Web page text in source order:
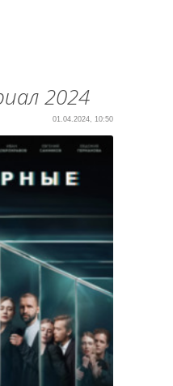
2024
01.04.2024, 10:50